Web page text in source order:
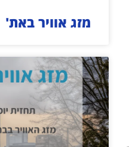
מזג אוויר באת'